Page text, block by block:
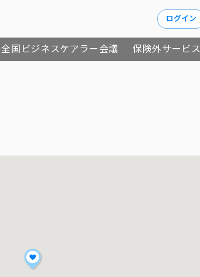
ログイン
全国ビジネスケアラー会議 保険外サービ